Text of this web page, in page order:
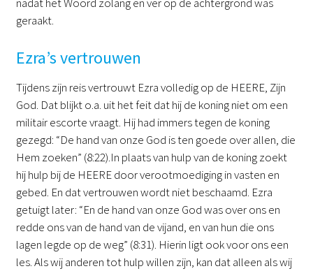
geraakt.
Ezra’s vertrouwen
Tijdens zijn reis vertrouwt Ezra volledig op de HEERE, Zijn
God. Dat blijkt o.a. uit het feit dat hij de koning niet om een
militair escorte vraagt. Hij had immers tegen de koning
gezegd: “De hand van onze God is ten goede over allen, die
Hem zoeken” (8:22).In plaats van hulp van de koning zoekt
hij hulp bij de HEERE door verootmoediging in vasten en
gebed. En dat vertrouwen wordt niet beschaamd. Ezra
getuigt later: “En de hand van onze God was over ons en
redde ons van de hand van de vijand, en van hun die ons
lagen legde op de weg” (8:31). Hierin ligt ook voor ons een
les. Als wij anderen tot hulp willen zijn, kan dat alleen als wij